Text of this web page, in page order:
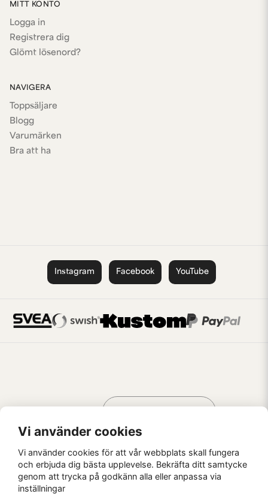
MITT KONTO
Logga in
Registrera dig
Glömt lösenord?
NAVIGERA
Toppsäljare
Blogg
Varumärken
Bra att ha
Instagram Facebook YouTube
Kaffebrus AB, Förskeppsgatan 2, 271 55 Ystad
AV KREATÖRER
Vi använder cookies
Vi använder cookies för att vår webbplats skall fungera
och erbjuda dig bästa upplevelse. Bekräfta ditt samtycke
genom att trycka på godkänn alla eller anpassa via
inställningar